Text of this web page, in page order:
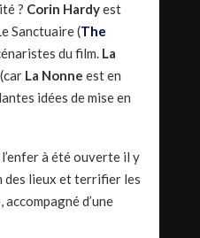
? Corin Hardyest
Sanctuaire (The
du film. La
La Nonne est en
idées de mise en
à été ouverte il y
des lieux et terrifier les
d’une